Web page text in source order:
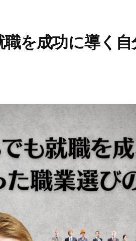
を成功に導く自